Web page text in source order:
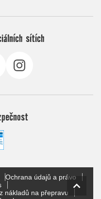
sítích
Ochrana údajů a právo
nákladů na přepravu